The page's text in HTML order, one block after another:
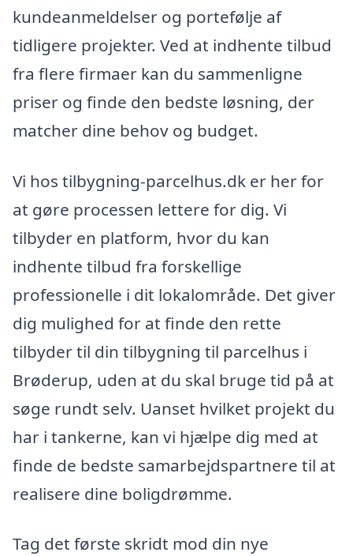
kundeanmeldelser og portefølje af
tidligere projekter. Ved at indhente tilbud
fra flere firmaer kan du sammenligne
priser og finde den bedste løsning, der
matcher dine behov og budget.
Vi hos tilbygning-parcelhus.dk er her for
at gøre processen lettere for dig. Vi
tilbyder en platform, hvor du kan
indhente tilbud fra forskellige
professionelle i dit lokalområde. Det giver
dig mulighed for at finde den rette
tilbyder til din tilbygning til parcelhus i
Brøderup, uden at du skal bruge tid på at
søge rundt selv. Uanset hvilket projekt du
har i tankerne, kan vi hjælpe dig med at
finde de bedste samarbejdspartnere til at
realisere dine boligdrømme.
Tag det første skridt mod din nye